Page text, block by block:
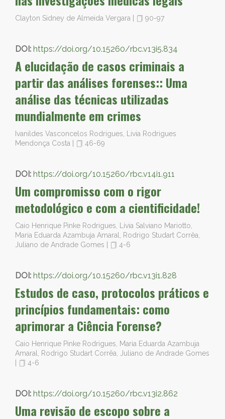
Clayton Sidney de Almeida Vergara 90-97
DOI: https://doi.org/10.15260/rbc.v13i5.834
A elucidação de casos criminais a
partir das análises forenses:: Uma
análise das técnicas utilizadas
mundialmente em crimes
Ivanildes Vasconcelos Rodrigues, Livia Rodrigues
Mendonça Costa
46-69
DOI: https://doi.org/10.15260/rbc.v14i1.911
Um compromisso com o rigor
metodológico e com a cientificidade!
Caio Henrique Pinke Rodrigues, Lívia Salviano Mariotto,
Maria Eduarda Azambuja Amaral, Rodrigo Studart Corrêa,
Juliano de Andrade Gomes
4-6
DOI: https://doi.org/10.15260/rbc.v13i1.828
Estudos de caso, protocolos práticos e
princípios fundamentais: como
aprimorar a Ciência Forense?
Caio Henrique Pinke Rodrigues, Maria Eduarda Azambuja
Amaral, Rodrigo Studart Corrêa, Juliano de Andrade Gomes
4-6
DOI: https://doi.org/10.15260/rbc.v13i2.862
Uma revisão de escopo sobre a